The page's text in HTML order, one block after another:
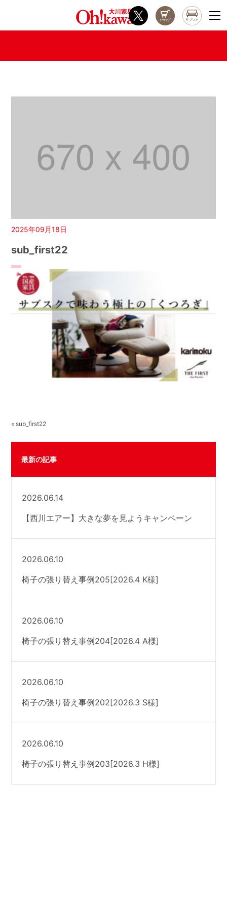
2025年09月18日
sub_first22
« sub_first22
最新の記事
2026.06.14
【西川エアー】大きな夢を見ようキャンペーン
2026.06.10
椅子の張り替え事例205[2026.4 K様]
2026.06.10
椅子の張り替え事例204[2026.4 A様]
2026.06.10
椅子の張り替え事例202[2026.3 S様]
2026.06.10
椅子の張り替え事例203[2026.3 H様]